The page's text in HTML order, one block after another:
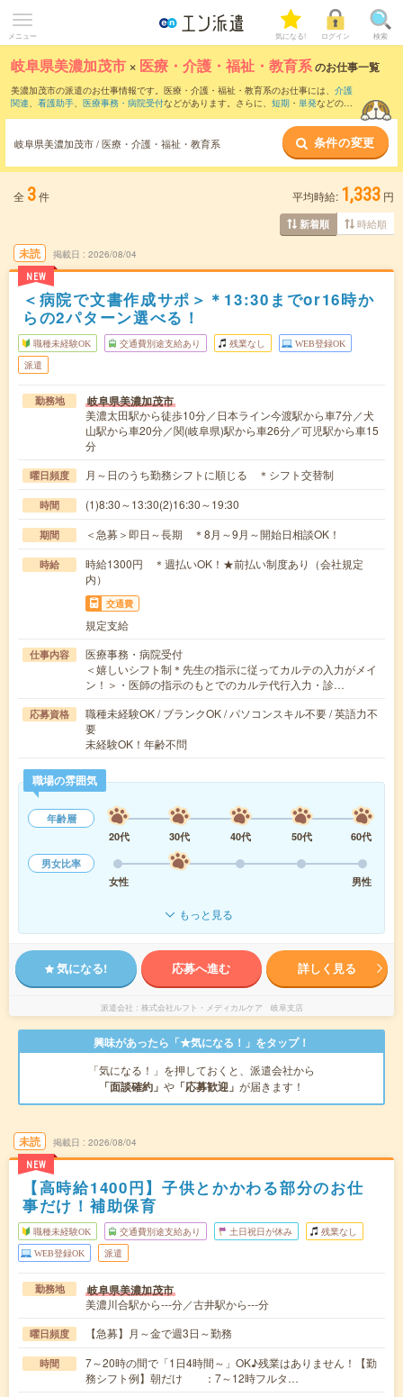
メニュー 気になる! ログイン 検索
岐阜県美濃加茂市 × 医療・介護・福祉・教育系のお仕事一覧
美濃加茂市の派遣のお仕事情報です。医療・介護・福祉・教育系のお仕事には、 介護
関連、 看護助手、 医療事務・病院受付などがあります。さらに、 短期 ・ 単発などの期
岐阜県美濃加茂市 / 医療・介護・福祉・教育系 条件の変更
全 3件 平均時給: 1,333 円
新着順 時給順
未読
NEW
掲載日 2026/08/04
＜病院で文書作成サポ＞＊13:30までor16時か
らの2パターン選べる！
職種未経験OK 交通費別途支給あり 残業なし WEB登録OK
派遣
勤務地 岐阜県美濃加茂市
美濃太田駅から徒歩10分／日本ライン今渡駅から車7分／犬
山駅から車20分／関(岐阜県)駅から車26分／可児駅から車15
分
曜日頻度 月～日のうち勤務シフトに順じる ＊シフト交替制
時間 (1)8:30～13:30(2)16:30～19:30
期間 ＜急募＞即日～長期 ＊8月～9月～開始日相談OK！
時給
時給1300円 ＊週払いOK！★前払い制度あり（会社規定
内）
交通費
規定支給
仕事内容
医療事務・病院受付
＜嬉しいシフト制＊先生の指示に従ってカルテの入力がメイ
ン！＞・医師の指示のもとでのカルテ代行入力・診…
応募資格
職種未経験OK / ブランクOK / パソコンスキル不要 / 英語力不
要
未経験OK！年齢不問
職場の雰囲気
年齢層
20代
30代 40代 50代
60代
男女比率
女性
男性
もっと見る
気になる! 応募へ進む 詳しく見る
派遣会社 株式会社ルフト・メディカルケア 岐阜支店
興味があったら「★気になる！」をタップ！
「気になる！」を押しておくと、派遣会社から
「面談確約」 や 「応募歓迎」 が届きます！
未読
NEW
掲載日 2026/08/04
【高時給1400円】子供とかかわる部分のお仕
事だけ！補助保育
職種未経験OK 交通費別途支給あり 土日祝日が休み 残業なし
WEB登録OK 派遣
勤務地 岐阜県美濃加茂市
美濃川合駅から---分／古井駅から---分
曜日頻度 【急募】月～金で週3日～勤務
時間
7～20時の間で「1日4時間～」OK♪残業はありません！【勤
務シフト例】朝だけ ：7～12時フルタ…